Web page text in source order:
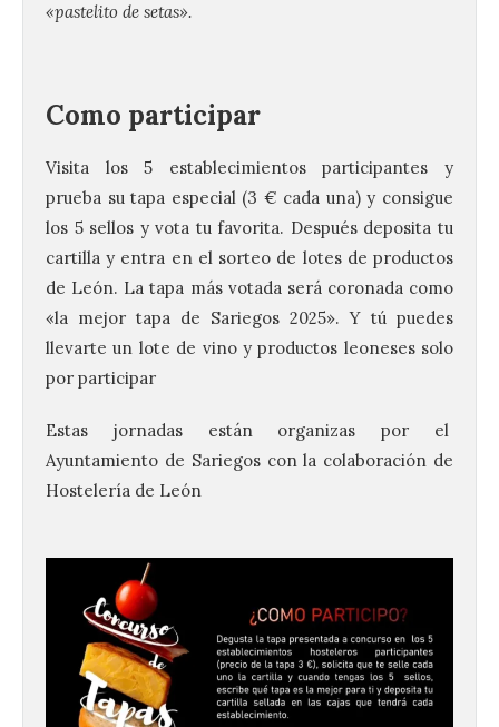
«pastelito de setas».
Como participar
Visita los 5 establecimientos participantes y
prueba su tapa especial (3 € cada una) y consigue
los 5 sellos y vota tu favorita. Después deposita tu
cartilla y entra en el sorteo de lotes de productos
de León. La tapa más votada será coronada como
«la mejor tapa de Sariegos 2025». Y tú puedes
llevarte un lote de vino y productos leoneses solo
por participar
Estas jornadas están organizas por el
Ayuntamiento de Sariegos con la colaboración de
Hostelería de León
El Ayuntamiento de La